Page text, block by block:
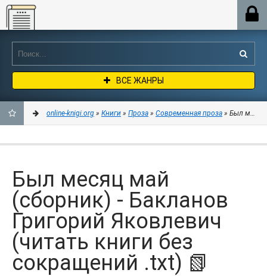
Online-knigi.org
ВСЕ ЖАНРЫ
ЗАКЛАДКИ
online-knigi.org » Книги » Проза » Современная проза » Был месяц
Был месяц май
(сборник) - Бакланов
Григорий Яковлевич
(читать книги без
сокращений .txt) 📗